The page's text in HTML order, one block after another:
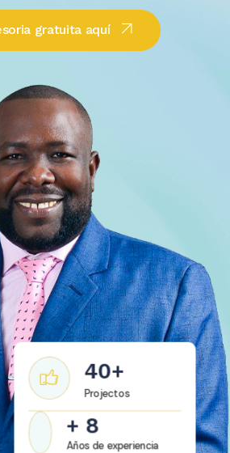
gratuita aquí
40+
Projectos
+ 8
Años de experiencia